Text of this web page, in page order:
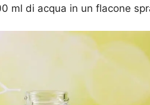
ml di acqua in un flacone